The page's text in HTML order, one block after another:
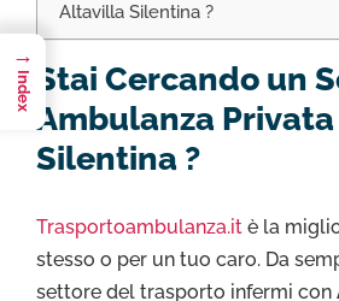
Altavilla Silentina ?
Stai Cercando un
Ambulanza
Silentina ?
Trasportoambulanza.it è la
stesso o per un tuo caro. Da
settore del trasporto infermi con
→
Index